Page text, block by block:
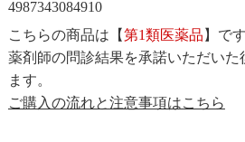
4987343084910
こちらの商品は【第1類医薬品 】です
薬剤師の問診結果を承諾いただい
ます。
ご購入の流れと注意事項はこちら